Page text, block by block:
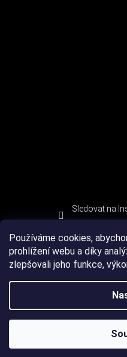
Používáme cookies,
prohlížení webu a díky
zlepšovali jeho funkce,
Sledovat na
DEVIL